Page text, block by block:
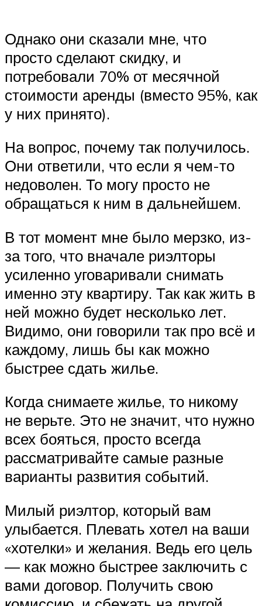
Однако они сказали мне, что
просто сделают скидку, и
потребовали 70% от месячной
стоимости аренды (вместо 95%, как
у них принято).
На вопрос, почему так получилось.
Они ответили, что если я чем-то
недоволен. То могу просто не
обращаться к ним в дальнейшем.
В тот момент мне было мерзко, из-
за того, что вначале риэлторы
усиленно уговаривали снимать
именно эту квартиру. Так как жить в
ней можно будет несколько лет.
Видимо, они говорили так про всё и
каждому, лишь бы как можно
быстрее сдать жилье.
Когда снимаете жилье, то никому
не верьте. Это не значит, что нужно
всех бояться, просто всегда
рассматривайте самые разные
варианты развития событий.
Милый риэлтор, который вам
улыбается. Плевать хотел на ваши
«хотелки» и желания. Ведь его цель
— как можно быстрее заключить с
вами договор. Получить свою